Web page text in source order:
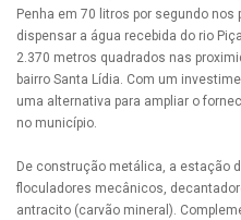
Penha em 70 litros por segundo
dispensar a água recebida do rio
2.370 metros quadrados nas
bairro Santa Lídia. Com um
uma alternativa para ampliar o
no município.
De construção metálica, a estação
floculadores mecânicos,
antracito (carvão mineral).